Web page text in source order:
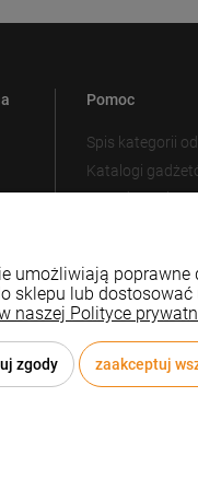
Pomoc
Spis kategorii
Katalogi
Metody
umożliwiają
sklepu lub
naszej Polityce
zgody zaakceptuj